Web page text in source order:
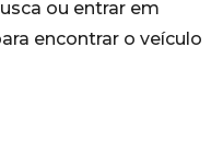
ou entrar em
encontrar o veículo